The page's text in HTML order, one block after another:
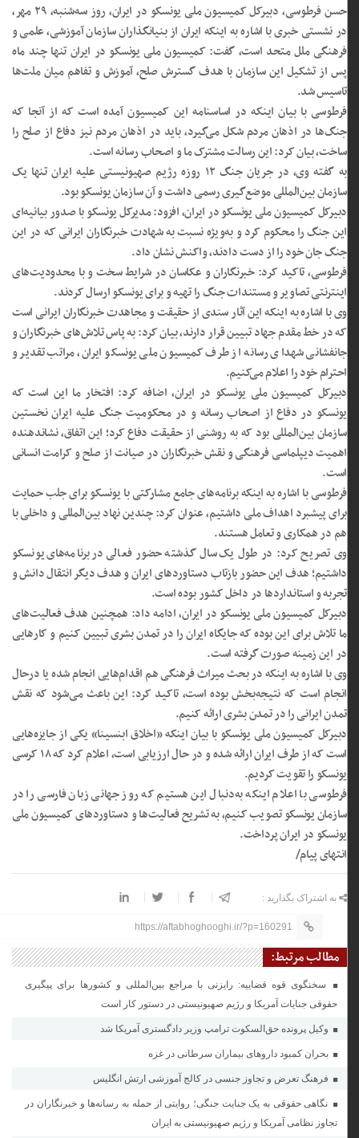
حسن فرطوسی، دبیرکل کمیسیون ملی یونسکو در ایران، روز سه‌شنبه، ۲۹ مهر،
در نشستی خبری با اشاره به اینکه ایران از بنیان‎گذاران سازمان آموزشی، علمی و
فرهنگی ملل متحد است، گفت: کمیسیون ملی یونسکو در ایران تنها چند ماه
پس از تشکیل این سازمان با هدف گسترش صلح، آموزش و تفاهم میان ملت‌ها
تاسیس شد.
فرطوسی با بیان اینکه در اساسنامه این کمیسیون آمده است که از آنجا که
جنگ‌ها در اذهان مردم شکل می‌گیرد، باید در اذهان مردم نیز دفاع از صلح را
ساخت، بیان کرد: این رسالت مشترک ما و اصحاب رسانه است.
به گفته وی، در جریان جنگ ۱۲ روزه رژیم صهیونیستی علیه ایران تنها یک
سازمان بین‌المللی موضع‌گیری رسمی داشت و آن سازمان یونسکو بود.
دبیرکل کمیسیون ملی یونسکو در ایران، افزود: مدیرکل یونسکو با صدور بیانیه‌ای
این جنگ را محکوم کرد و به‌ویژه نسبت به شهادت خبرنگاران ایرانی که در این
جنگ جان خود را از دست دادند، واکنش نشان داد.
فرطوسی، تاکید کرد: خبرنگاران و عکاسان در شرایط سخت و با محدودیت‌های
اینترنتی تصاویر و مستندات جنگ را تهیه و برای یونسکو ارسال کردند.
وی با اشاره به اینکه این آثار سندی از حقیقت و مجاهدت خبرنگاران ایرانی است
که در خط مقدم جهاد تبیین قرار دارند، بیان کرد: به پاس تلاش‌های خبرنگاران و
جانفشانی شهدای رسانه از طرف کمیسیون ملی یونسکو ایران، مراتب تقدیر و
احترام خود را اعلام می‌کنیم.
دبیرکل کمیسیون ملی یونسکو در ایران، اضافه کرد: افتخار ما این است که
یونسکو در دفاع از اصحاب رسانه و در محکومیت جنگ علیه ایران نخستین
سازمان بین‌المللی بود که به روشنی از حقیقت دفاع کرد؛ این اتفاق، نشان‎دهنده
اهمیت دیپلماسی فرهنگی و نقش خبرنگاران در صیانت از صلح و کرامت انسانی
است.
فرطوسی با اشاره به اینکه برنامه‌های جامع مشارکتی با یونسکو برای جلب حمایت
برای پیشبرد اهداف ملی داشتیم، عنوان کرد: چندین نهاد بین‌المللی و داخلی با
هم در همکاری و تعامل هستند.
وی تصریح کرد: در طول یک سال گذشته حضور فعالی در برنامه‌های یونسکو
داشتیم؛ هدف این حضور بازتاب دستاورد‌های ایران و هدف دیگر انتقال دانش و
تجربه و استاندارد‌ها در داخل کشور بوده است.
دبیرکل کمیسیون ملی یونسکو در ایران، ادامه داد: همچنین هدف فعالیت‌های
ما تلاش برای این بوده که جایگاه ایران را در تمدن بشری تبیین کنیم و کار‌هایی
در این زمینه صورت گرفته است.
وی با اشاره به اینکه در بحث میراث فرهنگی هم اقدام‌هایی انجام شده یا درحال
انجام است که نتیجه‌بخش بوده است، تاکید کرد: این باعث می‌شود که نقش
تمدن ایرانی را در تمدن بشری ارائه کنیم.
دبیرکل کمیسیون ملی یونسکو با بیان اینکه «اخلاق ابن‎سینا» یکی از جایزه‌هایی
است که از طرف ایران ارائه‌ شده و در حال ارزیابی است، اعلام کرد که ۱۸ کرسی
یونسکو را تقویت کردیم.
فرطوسی با اعلام اینکه به‌دنبال این هستیم که روز جهانی زبان فارسی را در
سازمان یونسکو تصویب کنیم، به تشریح فعالیت‌ها و دستاورد‌های کمیسیون ملی
یونسکو در ایران پرداخت.
انتهای پیام/
به اشتراک بگذارید :
https://aftabhoghooghi.ir/?p=160291
مطالب مرتبط:
سخنگوی قوه قضاییه: رایزنی‌ با مراجع بین‌المللی و کشور‌ها برای پیگیری
حقوقی جنایات آمریکا و رژیم صهیونیستی در دستور کار است
وکیل پرونده حق‌السکوت ترامپ وزیر دادگستری آمریکا شد
بحران کمبود دارو‌های بیماران سرطانی در غزه
فرهنگ تعرض و تجاوز جنسی در کالج آموزشی ارتش انگلیس
نگاهی حقوقی به یک جنایت جنگی؛ روایتی از حمله به رسانه‌ها و خبرنگاران در
تجاوز نظامی آمریکا و رژیم صهیونیستی به ایران